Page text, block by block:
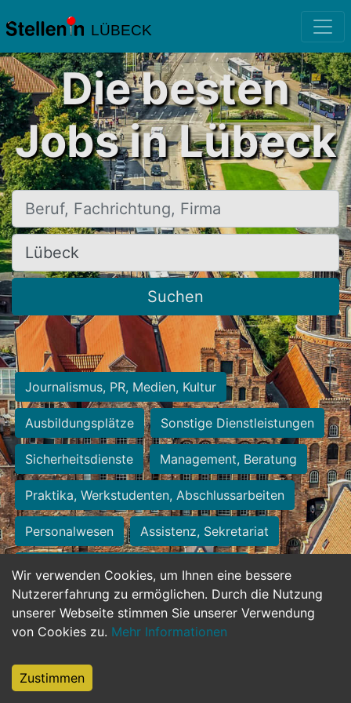
LÜBECK
Wir verwenden Cookies, um Ihnen eine bessere
Nutzererfahrung zu ermöglichen. Durch die Nutzung
unserer Webseite stimmen Sie unserer Verwendung
von Cookies zu. Mehr Informationen
Zustimmen
Die besten
Jobs in Lübeck
Beruf, Fachrichtung, Firma
Ort, Stadt
Suchen
Journalismus, PR, Medien, Kultur
Ausbildungsplätze Sonstige Dienstleistungen
Sicherheitsdienste Management, Beratung
Praktika, Werkstudenten, Abschlussarbeiten
Personalwesen Assistenz, Sekretariat
Hilfskräfte, Aushilfs- und Nebenjobs
Einkauf, Logistik, Materialwirtschaft
Weiterbildung, Studium, duale Ausbildung
Tourismus